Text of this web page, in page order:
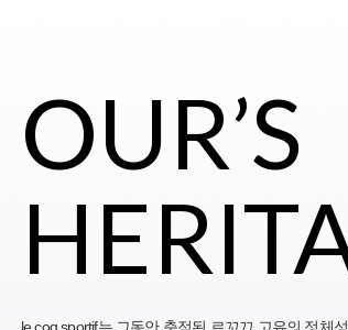
OUR’S
le coq sportif는 그동안 축적된 르꼬끄 고유의 정체